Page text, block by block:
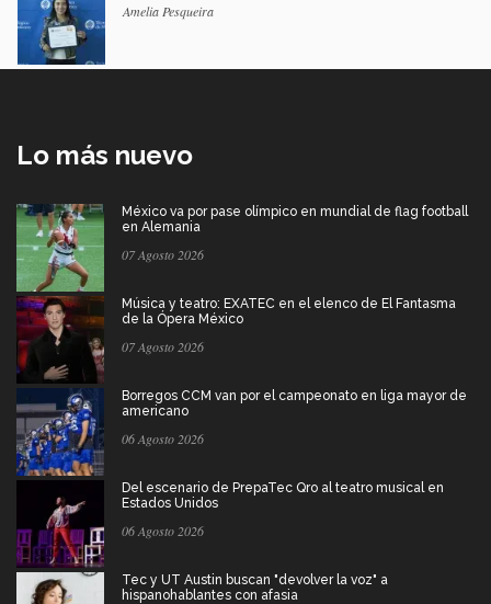
Amelia Pesqueira
Lo más nuevo
México va por pase olímpico en mundial de flag football
en Alemania
07 Agosto 2026
Música y teatro: EXATEC en el elenco de El Fantasma
de la Ópera México
07 Agosto 2026
Borregos CCM van por el campeonato en liga mayor de
americano
06 Agosto 2026
Del escenario de PrepaTec Qro al teatro musical en
Estados Unidos
06 Agosto 2026
Tec y UT Austin buscan "devolver la voz" a
hispanohablantes con afasia